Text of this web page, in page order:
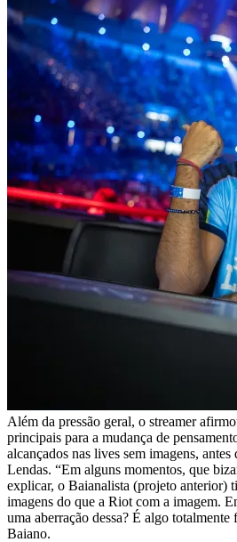
Além da pressão geral, o streamer
principais para a mudança de
alcançados nas lives sem imagens,
Lendas. “Em alguns momentos, que
explicar, o Baianalista (projeto anterior)
imagens do que a Riot com a imagem.
uma aberração dessa? É algo
Baiano.